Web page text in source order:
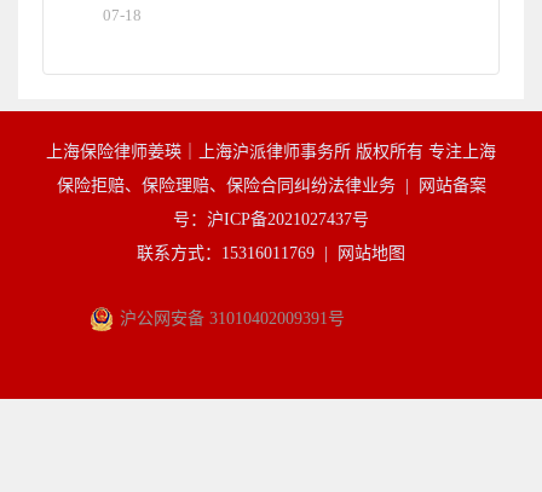
07-18
上海保险律师姜瑛｜上海沪派律师事务所 版权所有 专注上海
保险拒赔、保险理赔、保险合同纠纷法律业务 |
网站备案
号：沪ICP备2021027437号
联系方式：15316011769 |
网站地图
沪公网安备 31010402009391号